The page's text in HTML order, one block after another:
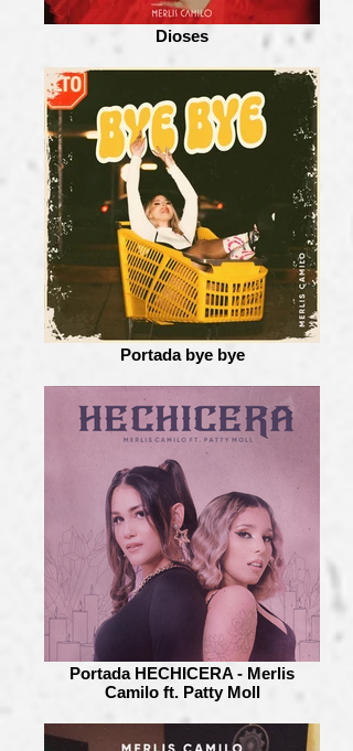
Dioses
Portada bye bye
Portada HECHICERA - Merlis
Camilo ft. Patty Moll